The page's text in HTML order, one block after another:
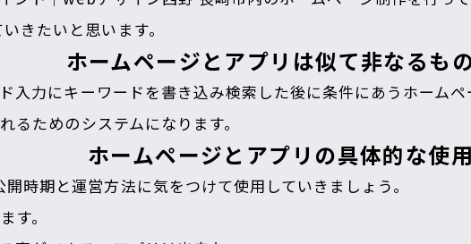
きたいと思います。
ホームページとアプリは似て非なるもの
力にキーワードを書き込み検索した後に条件にあうホームペ
ためのシステムになります。
ホームページとアプリの具体的な使
時期と運営方法に気をつけて使用していきましょう。
す。